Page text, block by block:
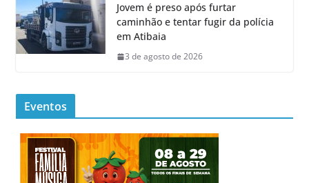
Jovem é preso após furtar
caminhão e tentar fugir da polícia
em Atibaia
3 de agosto de 2026
Eventos